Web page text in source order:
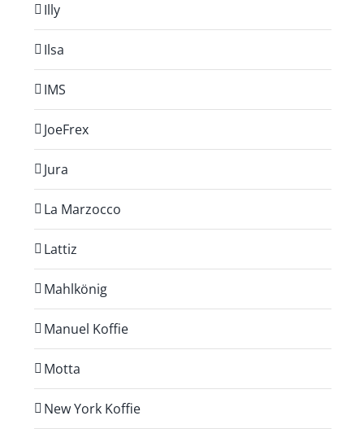
Illy
Ilsa
IMS
JoeFrex
Jura
La Marzocco
Lattiz
Mahlkönig
Manuel Koffie
Motta
New York Koffie